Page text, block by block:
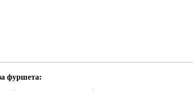
фуршета: